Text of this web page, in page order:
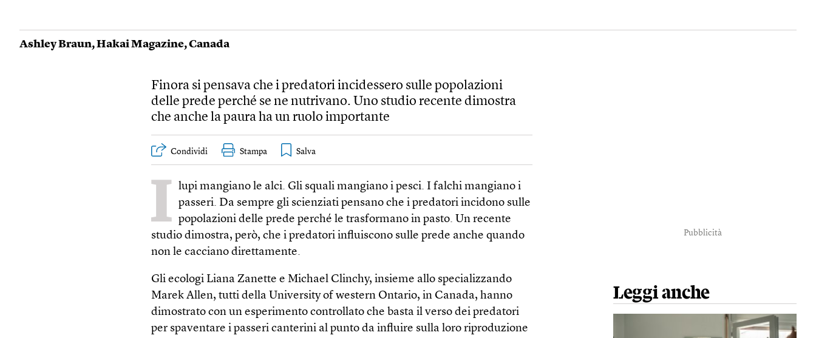
Ashley Braun,Hakai Magazine,Canada
Finora si pensava che i predatori incidessero sulle popolazioni
delle prede perché se ne nutrivano. Uno studio recente dimostra
che anche la paura ha un ruolo importante
Condividi Stampa
I lupi mangiano le alci. Gli squali mangiano i pesci. I falchi mangiano i
passeri. Da sempre gli scienziati pensano che i predatori incidono sulle
popolazioni delle prede perché le trasformano in pasto. Un recente
studio dimostra, però, che i predatori influiscono sulle prede anche quando
non le cacciano direttamente.
Gli ecologi Liana Zanette e Michael Clinchy, insieme allo specializzando
Marek Allen, tutti della University of western Ontario, in Canada, hanno
dimostrato con un esperimento controllato che basta il verso dei predatori
per spaventare i passeri canterini al punto da influire sulla loro riproduzione
Pubblicità
Leggi anche